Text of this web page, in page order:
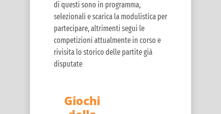
di questi sono in programma,
selezionali e scarica la modulistica per
partecipare, altrimenti segui le
competizioni attualmente in corso e
rivisita lo storico delle partite già
disputate
Giochi